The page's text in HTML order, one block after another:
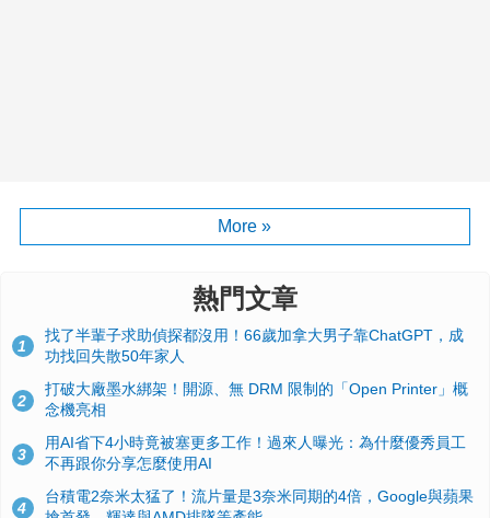
More »
熱門文章
1
找了半輩子求助偵探都沒用！66歲加拿大男子靠ChatGPT，成
功找回失散50年家人
2
打破大廠墨水綁架！開源、無 DRM 限制的「Open Printer」概
念機亮相
3
用AI省下4小時竟被塞更多工作！過來人曝光：為什麼優秀員工
不再跟你分享怎麼使用AI
4
台積電2奈米太猛了！流片量是3奈米同期的4倍，Google與蘋果